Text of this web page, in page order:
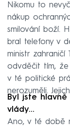
Nikomu to
nákup
smilování boží.
bral telefony v
ministr
odvděčit tím, že
v té politické
nerozuměli.
Byl jste
vlády...
Ano, v té době